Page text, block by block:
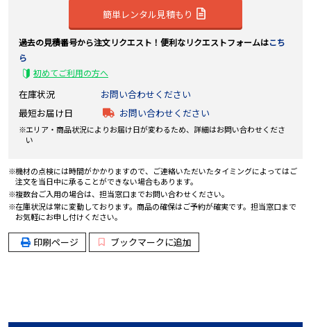
簡単レンタル見積もり
過去の見積番号から注文リクエスト！便利なリクエストフォームはこち
ら
初めてご利用の方へ
在庫状況
お問い合わせください
最短お届け日
お問い合わせください
エリア・商品状況によりお届け日が変わるため、詳細はお問い合わせくださ
い
機材の点検には時間がかかりますので、ご連絡いただいたタイミングによってはご
注文を当日中に承ることができない場合もあります。
複数台ご入用の場合は、担当窓口までお問い合わせください。
在庫状況は常に変動しております。商品の確保はご予約が確実です。担当窓口まで
お気軽にお申し付けください。
印刷ページ ブックマークに追加